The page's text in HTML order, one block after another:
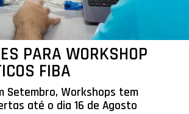
PARA WORKSHOP
FIBA
Setembro, Workshops tem
até o dia 16 de Agosto